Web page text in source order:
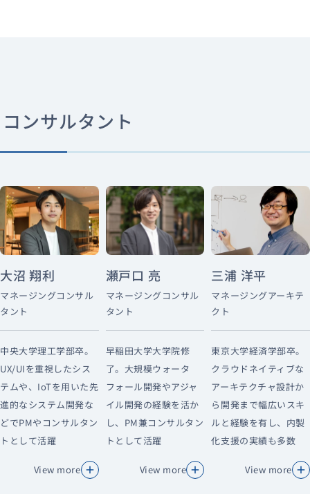
コンサルタント
大沼 翔利
マネージングコンサル
タント
中央大学理工学部卒。
UX/UIを重視したシス
テムや、IoTを用いた先
進的なシステム開発な
どでPMやコンサルタン
トとして活躍
View more
瀬戸口 亮
マネージングコンサル
タント
早稲田大学大学院修
了。大規模ウォータ
フォール開発やアジャ
イル開発の経験を活か
し、PM兼コンサルタン
トとして活躍
View more
三浦 洋平
マネージングアーキテ
クト
東京大学経済学部卒。
クラウドネイティブな
アーキテクチャ設計か
ら開発まで幅広いスキ
ルと経験を有し、内製
化支援の実績も多数
View more